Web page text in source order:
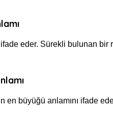
eder. Sürekli bulunan bir
en büyüğü anlamını ifade